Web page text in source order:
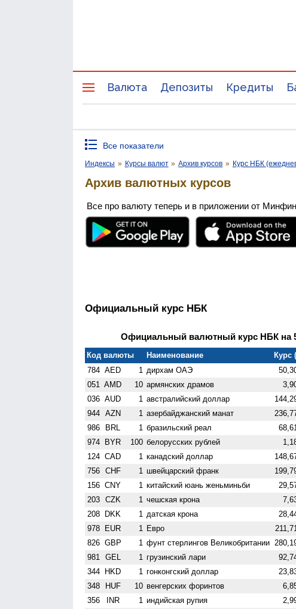
Валюта Депозиты Кредиты
Все показатели
Индексы » Курсы валют » Архив курсов » Курс НБК
Архив валютных курсов
Все про валюту теперь и в приложении от Минфин
Официальный курс НБК
Официальный валютный курс НБК на
Код валюты Наименование
Курс
784 AED 1 дирхам ОАЭ
051 AMD 10 армянских драмов
036 AUD 1 австралийский доллар
944 AZN 1 азербайджанский манат
986 BRL 1 бразильский реал
974 BYR 100 белорусских рублей
124 CAD 1 канадский доллар
756 CHF 1 швейцарский франк
156 CNY 1 китайский юань женьминьби
203 CZK 1 чешская крона
208 DKK 1 датская крона
978 EUR 1 Евро
826 GBP 1 фунт стерлингов Велико­британии
981 GEL 1 грузинский лари
344 HKD 1 гонконгский доллар
348 HUF 10 венгерских форинтов
356 INR 1 индийская рупия